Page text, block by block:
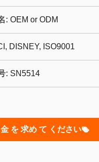
: OEM or ODM
DISNEY, ISO9001
: SN5514
を 求め て ください